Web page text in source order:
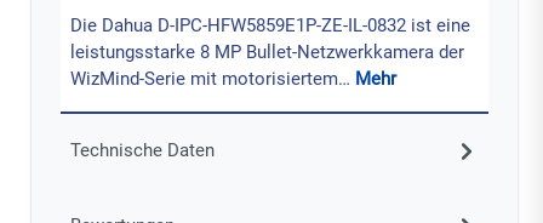
Die Dahua D-IPC-HFW5859E1P-ZE-IL-0832 ist eine
leistungsstarke 8 MP Bullet-Netzwerkkamera der
WizMind-Serie mit motorisiertem… Mehr
Technische Daten